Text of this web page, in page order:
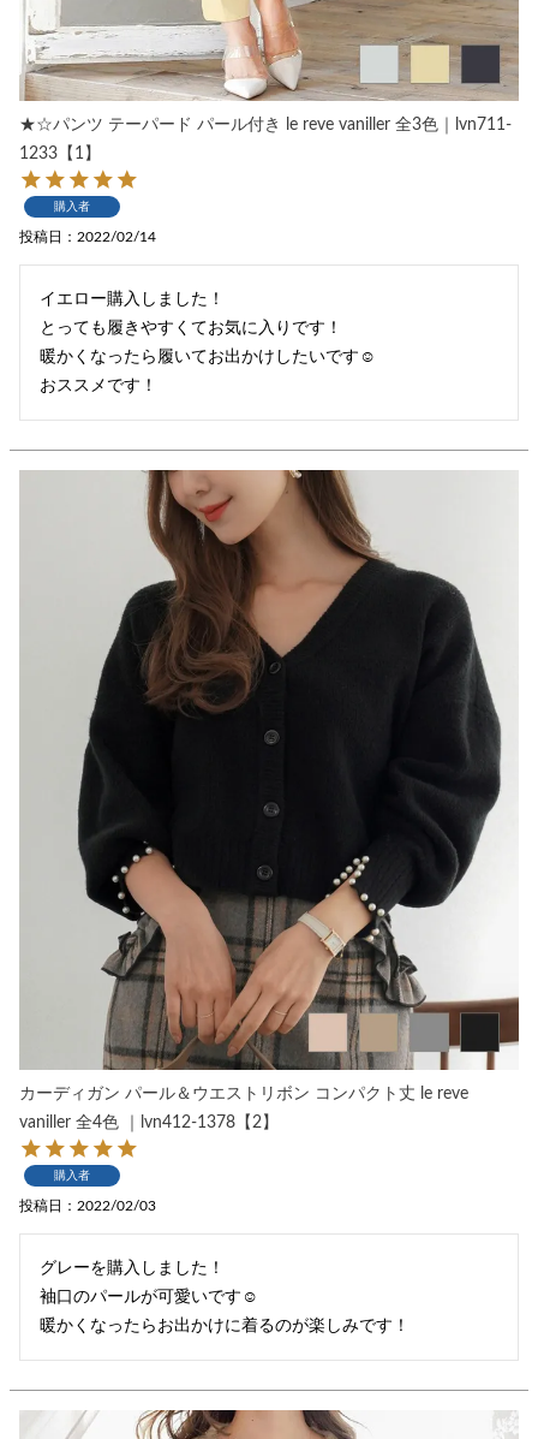
★☆パンツ テーパード パール付き le reve vaniller 全3色｜lvn711-
1233【1】
購入者
投稿日 2022/02/14
イエロー購入しました！
とっても履きやすくてお気に入りです！
暖かくなったら履いてお出かけしたいです☺︎
おススメです！
カーディガン パール＆ウエストリボン コンパクト丈 le reve
vaniller 全4色 ｜lvn412-1378【2】
購入者
投稿日 2022/02/03
グレーを購入しました！
袖口のパールが可愛いです☺︎
暖かくなったらお出かけに着るのが楽しみです！